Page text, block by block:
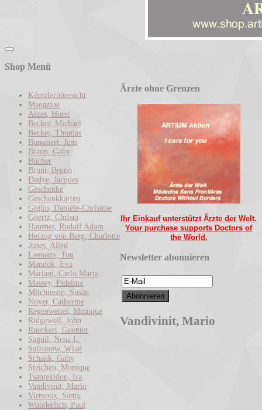
Shop Menü
Künstlerübersicht
Magazine
Antes, Horst
Becker, Michael
Becker, Thomas
Bommert, Jens
Braun, Gaby
Bücher
Bruni, Bruno
Dedye, Jacques
Geschenke
Geschenkkarten
Giglio, Danièle-Christine
Goertz, Christa
Hausner, Rudolf Adam
Herzog von Berg, Charlotte
Jones, Allen
Leenarts, Ton
Mandok, Eva
Mariani, Carlo Maria
Massey, Fidelma
Mitchinson, Susan
Noyer, Catherine
Regenwetter, Monique
Ridgewell, John
Rueckert, Guenter
Saguil, Nena L.
Safronow, Wlad
Schank, Gaby
Steichen, Monique
Tsantekidou, Ira
Vandivinit, Mario
Virmoux, Samy
Wunderlich, Paul
Ärzte ohne Grenzen
Ihr Einkauf unterstützt Ärzte der Welt.
Your purchase supports Doctors of
the World.
Newsletter abonnieren
Vandivinit, Mario